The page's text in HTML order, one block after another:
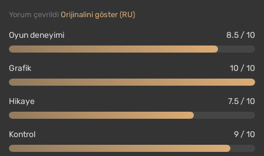
Yorum çevrildi Orijinalini göster (RU)
Oyun deneyimi 8.5 / 10
Grafik 10 / 10
Hikaye 7.5 / 10
Kontrol 9 / 10